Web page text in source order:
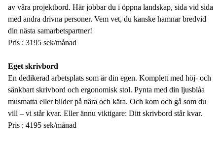
av våra projektbord. Här jobbar du i öppna landskap, sida vid sida
med andra drivna personer. Vem vet, du kanske hamnar bredvid
din nästa samarbetspartner!
Pris : 3195 sek/månad
Eget skrivbord
En dedikerad arbetsplats som är din egen. Komplett med höj- och
sänkbart skrivbord och ergonomisk stol. Pynta med din ljusblåa
musmatta eller bilder på nära och kära. Och kom och gå som du
vill – vi står kvar. Eller ännu viktigare: Ditt skrivbord står kvar.
Pris : 4195 sek/månad